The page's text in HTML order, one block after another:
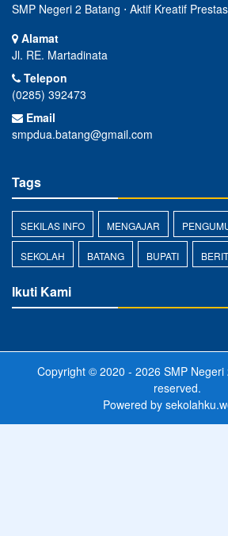
SMP Negeri 2 Batang ⋅ Aktif Kreatif
Alamat
Jl. RE. Martadinata
Telepon
(0285) 392473
Email
smpdua.batang@gmail.com
Tags
SEKILAS INFO MENGAJAR
SEKOLAH BATANG BUPATI
Ikuti Kami
Copyright © 2020 - 2026 SMP Negeri
reserved.
Powered by